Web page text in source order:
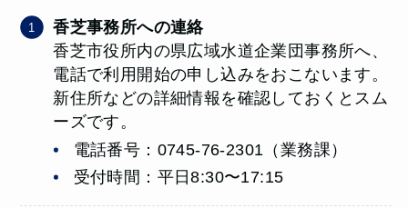
香芝事務所への連絡
香芝市役所内の県広域水道企業団事務所へ、
電話で利用開始の申し込みをおこないます。
新住所などの詳細情報を確認しておくとスム
ーズです。
電話番号：0745-76-2301（業務課）
受付時間：平日8:30〜17:15